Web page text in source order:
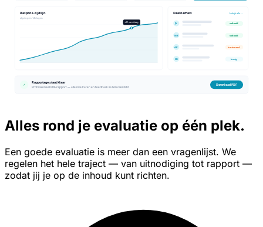
Alles rond je evaluatie op één plek.
Een goede evaluatie is meer dan een vragenlijst. We
regelen het hele traject — van uitnodiging tot rapport —
zodat jij je op de inhoud kunt richten.